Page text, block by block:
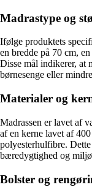
Madrastype og
Ifølge produktets
en bredde på 70 cm,
Disse mål indikerer, at
børnesenge eller
Materialer og
Madrassen er lavet af
af en kerne lavet af
polyesterhulfibre.
bæredygtighed og
Bolster og